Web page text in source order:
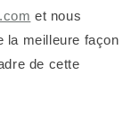
et nous
la meilleure façon
de cette